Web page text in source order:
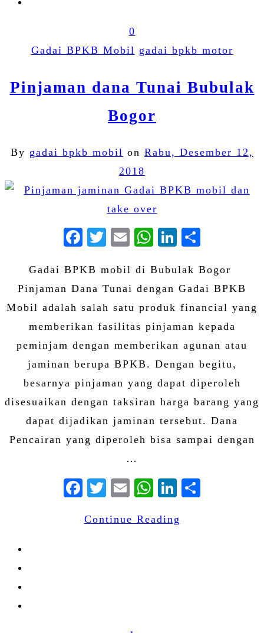
0
Gadai BPKB Mobil gadai bpkb motor
Pinjaman dana Tunai Bubulak
Bogor
By gadai bpkb mobil on Rabu, Desember 12,
2018
Facebook
Twitter
EmailWhatsApp
LinkedIn
Gadai BPKB mobil di Bubulak Bogor
Pinjaman Dana Tunai dengan Gadai BPKB
Mobil adalah salah satu produk financial yang
memberikan fasilitas pinjaman kepada
peminjam dengan memberikan agunan atau
jaminan berupa BPKB. Dengan begitu,
besarnya pinjaman yang dapat diperoleh
disesuaikan dengan taksiran harga barang yang
dapat dijadikan jaminan tersebut. Dana
Pencairan yang diperoleh bisa sampai dengan
…
Facebook
Twitter
EmailWhatsApp
LinkedIn
Continue Reading